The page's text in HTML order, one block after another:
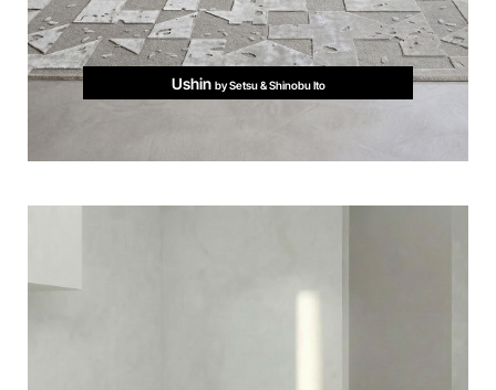
Ushin by Setsu & Shinobu Ito